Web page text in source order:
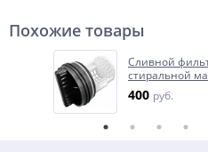
Похожие товары
Сливной
стиральной
400 руб.